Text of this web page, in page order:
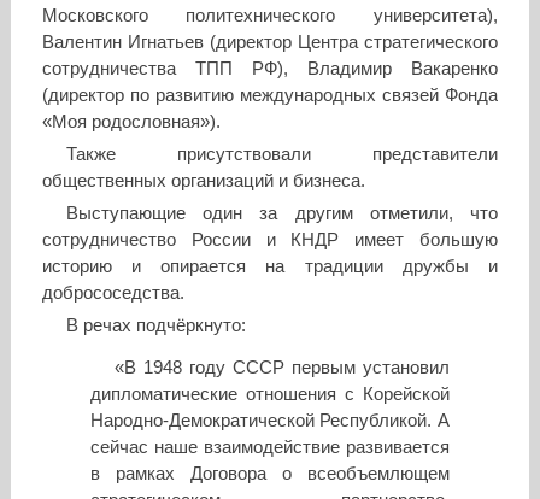
Московского политехнического университета),
Валентин Игнатьев (директор Центра стратегического
сотрудничества ТПП РФ), Владимир Вакаренко
(директор по развитию международных связей Фонда
«Моя родословная»).
Также присутствовали представители
общественных организаций и бизнеса.
Выступающие один за другим отметили, что
сотрудничество России и КНДР имеет большую
историю и опирается на традиции дружбы и
добрососедства.
В речах подчёркнуто:
«В 1948 году СССР первым установил
дипломатические отношения с Корейской
Народно-Демократической Республикой. А
сейчас наше взаимодействие развивается
в рамках Договора о всеобъемлющем